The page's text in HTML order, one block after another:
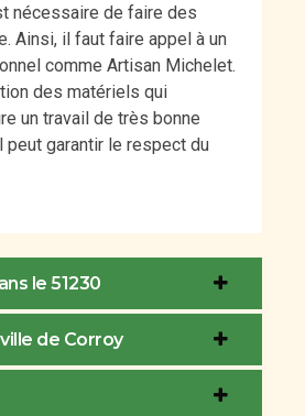
nécessaire de faire des
Ainsi, il faut faire appel à un
comme Artisan Michelet.
des matériels qui
un travail de très bonne
peut garantir le respect du
le 51230
de Corroy